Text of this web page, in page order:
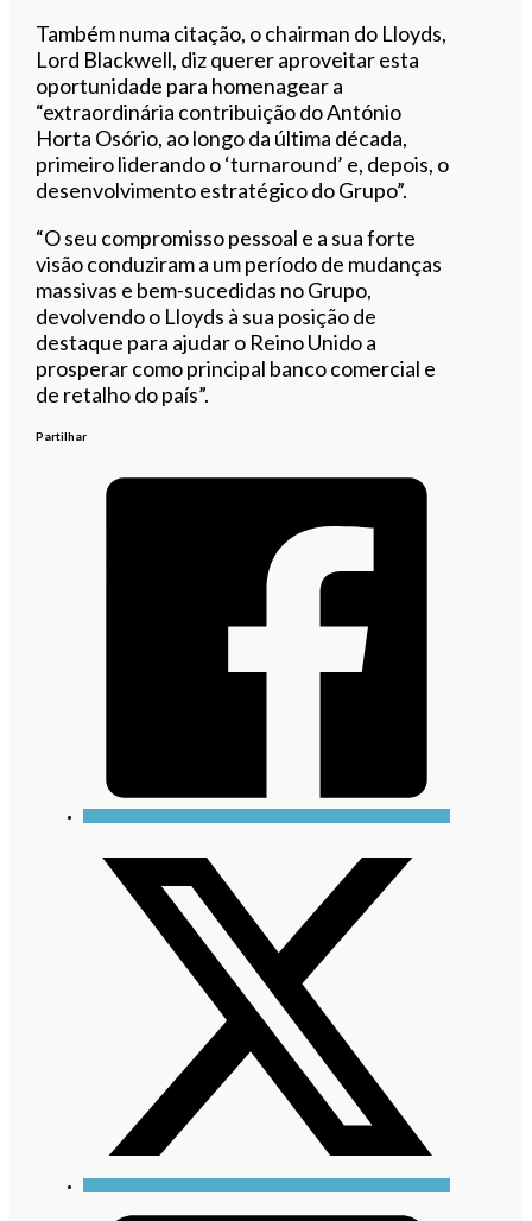
Também numa citação, o chairman do Lloyds,
Lord Blackwell, diz querer aproveitar esta
oportunidade para homenagear a
“extraordinária contribuição do António
Horta Osório, ao longo da última década,
primeiro liderando o ‘turnaround’ e, depois, o
desenvolvimento estratégico do Grupo”.
“O seu compromisso pessoal e a sua forte
visão conduziram a um período de mudanças
massivas e bem-sucedidas no Grupo,
devolvendo o Lloyds à sua posição de
destaque para ajudar o Reino Unido a
prosperar como principal banco comercial e
de retalho do país”.
Partilhar